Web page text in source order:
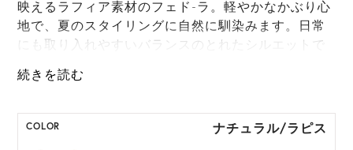
映えるラフィア素材のフェド-ラ。軽やかなかぶり心
地で、夏のスタイリングに自然に馴染みます。日常
にも取り入れやすいバランスのとれたシルエットで
ONE SIZE展開の商品:ONE SIZE 57.5cm
COLOR ナチュラル/ラピス